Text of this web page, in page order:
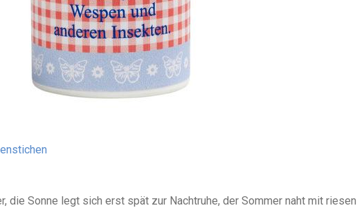
die Sonne legt sich erst spät zur Nachtruhe, der Sommer naht mit riesen